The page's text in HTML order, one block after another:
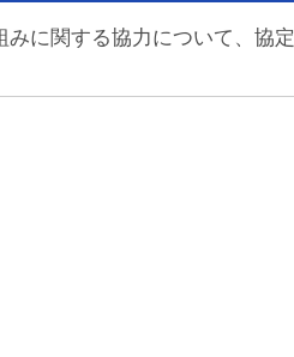
に関する協力について、協定